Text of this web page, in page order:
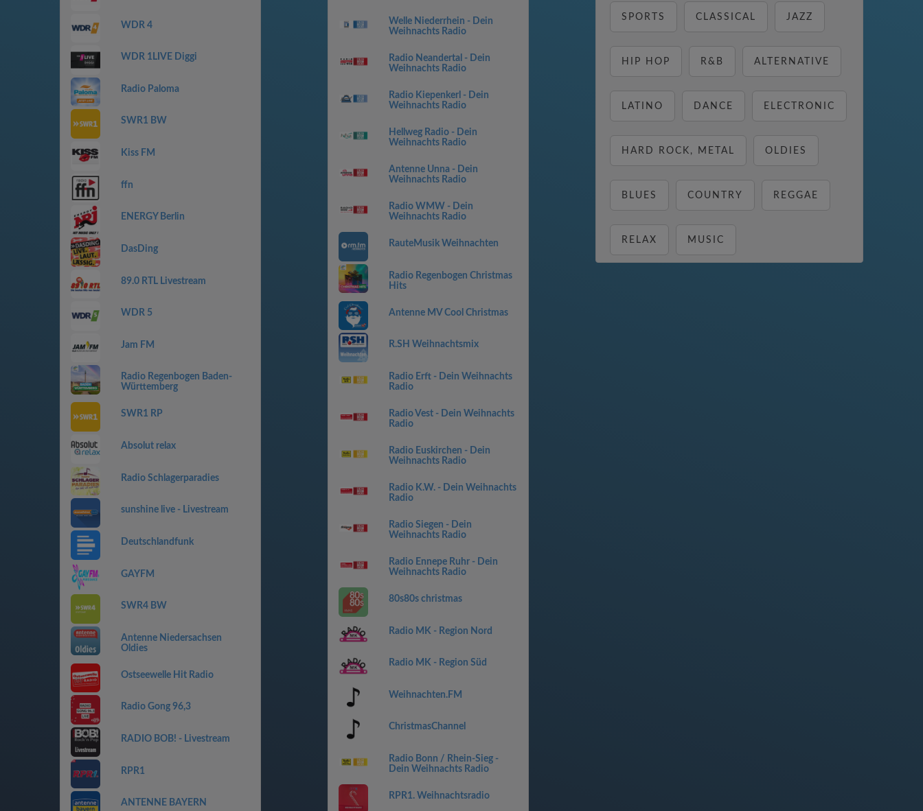
WDR 4
WDR 1LIVE Diggi
Radio Paloma
SWR1 BW
Kiss FM
ffn
ENERGY Berlin
DasDing
89.0 RTL Livestream
WDR 5
Jam FM
Radio Regenbogen Baden-
Württemberg
SWR1 RP
Absolut relax
Radio Schlagerparadies
sunshine live - Livestream
Deutschlandfunk
GAYFM
SWR4 BW
Antenne Niedersachsen
Oldies
Ostseewelle Hit Radio
Radio Gong 96,3
RADIO BOB! - Livestream
RPR1
ANTENNE BAYERN
Welle Niederrhein - Dein
Weihnachts Radio
Radio Neandertal - Dein
Weihnachts Radio
Radio Kiepenkerl - Dein
Weihnachts Radio
Hellweg Radio - Dein
Weihnachts Radio
Antenne Unna - Dein
Weihnachts Radio
Radio WMW - Dein
Weihnachts Radio
RauteMusik Weihnachten
Radio Regenbogen Christmas
Hits
Antenne MV Cool Christmas
R.SH Weihnachtsmix
Radio Erft - Dein Weihnachts
Radio
Radio Vest - Dein Weihnachts
Radio
Radio Euskirchen - Dein
Weihnachts Radio
Radio K.W. - Dein Weihnachts
Radio
Radio Siegen - Dein
Weihnachts Radio
Radio Ennepe Ruhr - Dein
Weihnachts Radio
80s80s christmas
Radio MK - Region Nord
Radio MK - Region Süd
Weihnachten.FM
ChristmasChannel
Radio Bonn / Rhein-Sieg -
Dein Weihnachts Radio
RPR1. Weihnachtsradio
SPORTS CLASSICAL JAZZ
HIP HOP R&B ALTERNATIVE
LATINO DANCE ELECTRONIC
HARD ROCK, METAL OLDIES
BLUES COUNTRY REGGAE
RELAX MUSIC